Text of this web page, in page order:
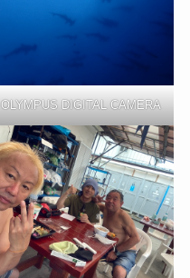
OLYMPUS DIGITAL CAMERA